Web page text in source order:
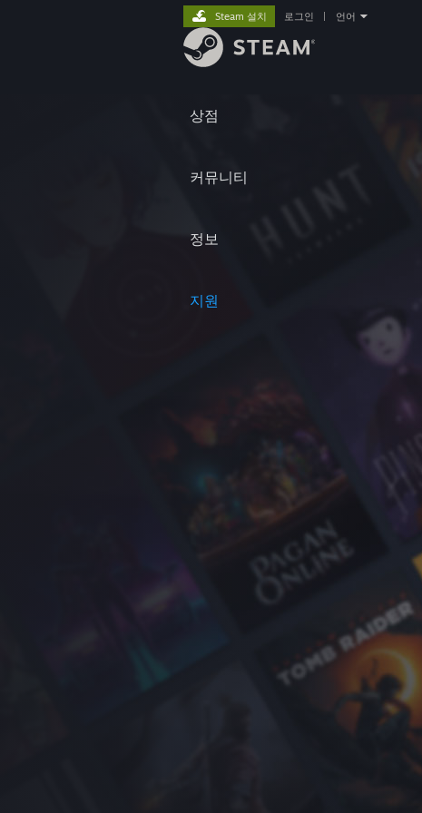
상점
커뮤니티
정보
지원
Steam 설치 로그인 언어